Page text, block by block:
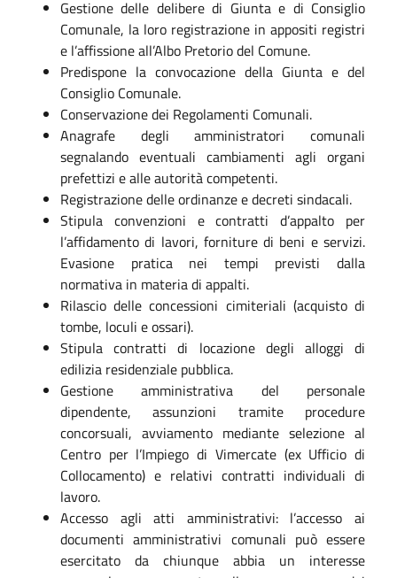
Gestione delle delibere di Giunta e di Consiglio
Comunale, la loro registrazione in appositi registri
e l’affissione all’Albo Pretorio del Comune.
Predispone la convocazione della Giunta e del
Consiglio Comunale.
Conservazione dei Regolamenti Comunali.
Anagrafe degli amministratori comunali
segnalando eventuali cambiamenti agli organi
prefettizi e alle autorità competenti.
Registrazione delle ordinanze e decreti sindacali.
Stipula convenzioni e contratti d’appalto per
l’affidamento di lavori, forniture di beni e servizi.
Evasione pratica nei tempi previsti dalla
normativa in materia di appalti.
Rilascio delle concessioni cimiteriali (acquisto di
tombe, loculi e ossari).
Stipula contratti di locazione degli alloggi di
edilizia residenziale pubblica.
Gestione amministrativa del personale
dipendente, assunzioni tramite procedure
concorsuali, avviamento mediante selezione al
Centro per l’Impiego di Vimercate (ex Ufficio di
Collocamento) e relativi contratti individuali di
lavoro.
Accesso agli atti amministrativi: l’accesso ai
documenti amministrativi comunali può essere
esercitato da chiunque abbia un interesse